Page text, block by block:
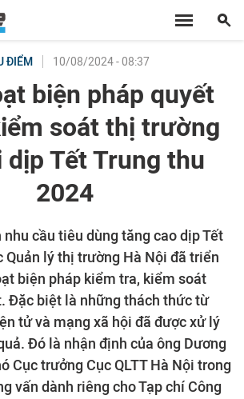
ĐIỂM 10/08/2024 - 08:37
biện pháp quyết
soát thị trường
dịp Tết Trung thu
2024
nhu cầu tiêu dùng tăng cao dịp Tết
Quản lý thị trường Hà Nội đã triển
biện pháp kiểm tra, kiểm soát
Đặc biệt là những thách thức từ
tử và mạng xã hội đã được xử lý
Đó là nhận định của ông Dương
Cục trưởng Cục QLTT Hà Nội trong
vấn dành riêng cho Tạp chí Công